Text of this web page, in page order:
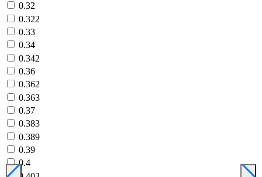
0.32
0.322
0.33
0.34
0.342
0.36
0.362
0.363
0.37
0.383
0.389
0.39
0.4